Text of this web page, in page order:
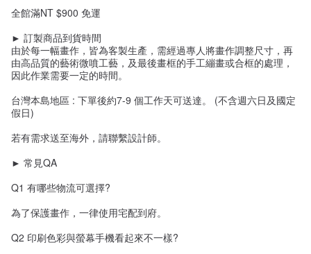
全館滿NT $900 免運
► 訂製商品到貨時間
由於每一幅畫作，皆為客製生產，需經過專人將畫作調整尺寸，再
由高品質的藝術微噴工藝，及最後畫框的手工繃畫或合框的處理，
因此作業需要一定的時間。
台灣本島地區 : 下單後約7-9 個工作天可送達。 (不含週六日及國定
假日)
若有需求送至海外，請聯繫設計師。
► 常見QA
Q1 有哪些物流可選擇?
為了保護畫作，一律使用宅配到府。
Q2 印刷色彩與螢幕手機看起來不一樣?